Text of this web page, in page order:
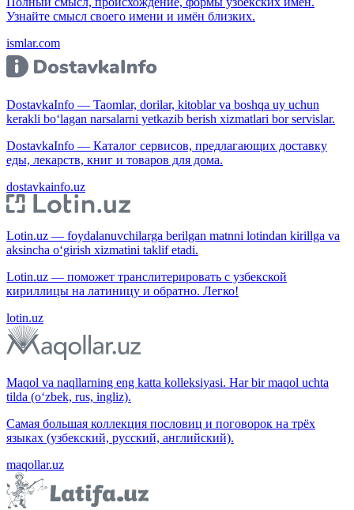
Узнайте смысл своего имени и имён близких.
ismlar.com
DostavkaInfo — Taomlar, dorilar, kitoblar va boshqa uy uchun
kerakli bo‘lagan narsalarni yetkazib berish xizmatlari bor servislar.
DostavkaInfo — Каталог сервисов, предлагающих доставку
еды, лекарств, книг и товаров для дома.
dostavkainfo.uz
Lotin.uz — foydalanuvchilarga berilgan matnni lotindan kirillga va
aksincha o‘girish xizmatini taklif etadi.
Lotin.uz — поможет транслитерировать с узбекской
кириллицы на латиницу и обратно. Легко!
lotin.uz
Maqol va naqllarning eng katta kolleksiyasi. Har bir maqol uchta
tilda (o‘zbek, rus, ingliz).
Самая большая коллекция пословиц и поговорок на трёх
языках (узбекский, русский, английский).
maqollar.uz